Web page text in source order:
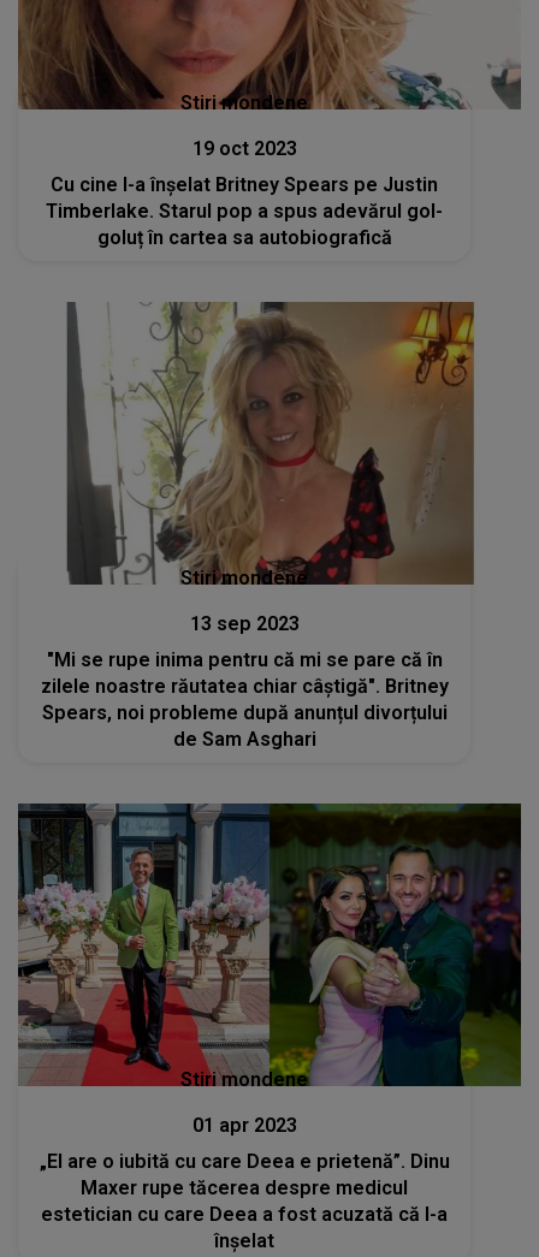
Stiri mondene
19 oct 2023
Cu cine l-a înșelat Britney Spears pe Justin
Timberlake. Starul pop a spus adevărul gol-
goluț în cartea sa autobiografică
Stiri mondene
13 sep 2023
"Mi se rupe inima pentru că mi se pare că în
zilele noastre răutatea chiar câștigă". Britney
Spears, noi probleme după anunțul divorțului
de Sam Asghari
Stiri mondene
01 apr 2023
„El are o iubită cu care Deea e prietenă”. Dinu
Maxer rupe tăcerea despre medicul
estetician cu care Deea a fost acuzată că l-a
înșelat